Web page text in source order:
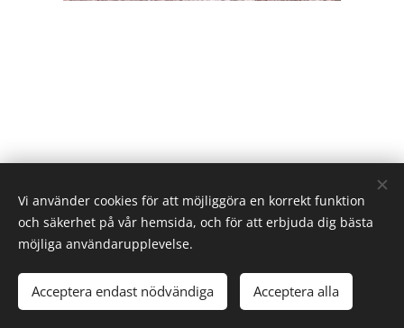
Cookies
Vi använder cookies för att möjliggöra en korrekt funktion
och säkerhet på vår hemsida, och för att erbjuda dig bästa
möjliga användarupplevelse.
Acceptera endast nödvändiga Acceptera alla